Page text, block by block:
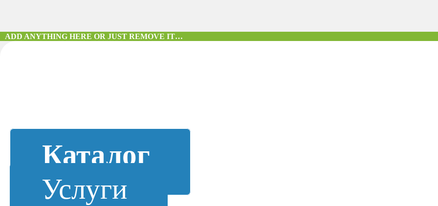
ADD ANYTHING HERE OR JUST REMOVE IT…
Каталог
Услуги